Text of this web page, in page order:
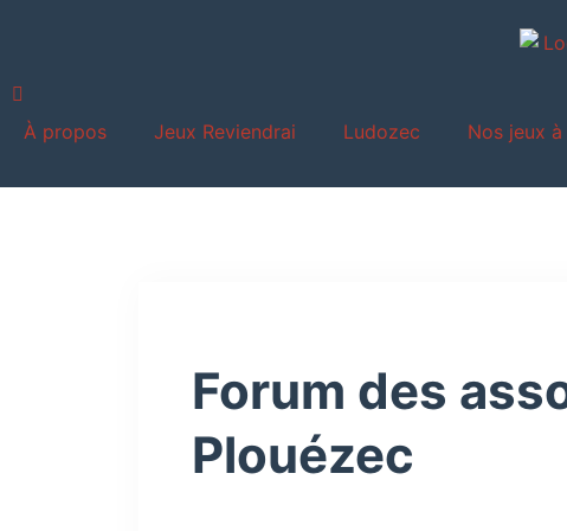
À propos Jeux Reviendrai Ludozec Nos jeux
Forum des
Plouézec